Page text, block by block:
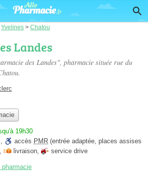
Yvelines > Chatou
Landes
des Landes", pharmacie située rue du
19h30
, accès PMR (entrée adaptée, places assises
, livraison, service drive
pharmacie